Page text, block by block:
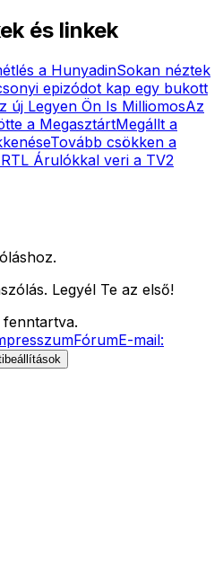
és linkek
a HunyadinSokan néztek
epizódot kap egy bukott
új Legyen Ön Is MilliomosAz
a MegasztártMegállt a
Tovább csökken a
Árulókkal veri a TV2
Legyél Te az első!
fenntartva.
FórumE-mail: